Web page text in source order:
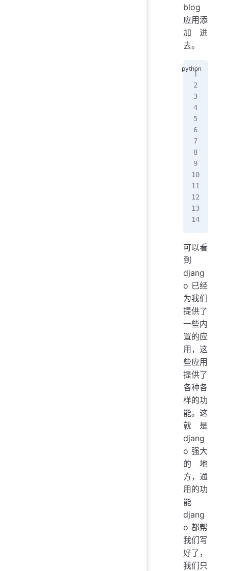
blog
应用添
加进
去。
可以看
到
djang
o 已经
为我们
提供了
一些内
置的应
用，这
些应用
提供了
各种各
样的功
能。这
就是
djang
o 强大
的地
方，通
用的功
能
djang
o 都帮
我们写
好了，
我们只